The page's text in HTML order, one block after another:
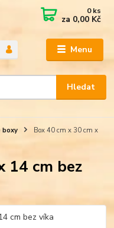
Menu
Hledat
0ks
za 0,00 Kč
boxy
Box 40 cm x 30 cm x
14 cm bez